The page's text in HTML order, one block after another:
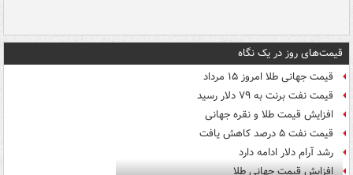
قیمت‌های روز در یک نگاه
قیمت جهانی طلا امروز ۱۵ مرداد
قیمت نفت برنت به ۷۹ دلار رسید
افزایش قیمت طلا و نقره جهانی
قیمت نفت ۵ درصد کاهش یافت
رشد آرام دلار ادامه دارد
افزایش قیمت جهانی طلا